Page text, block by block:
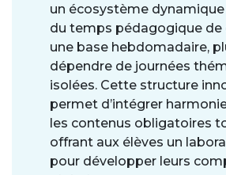
un écosystème
du temps pédagogique de
une base hebdomadaire,
dépendre de journées
isolées. Cette structure
permet d’intégrer
les contenus obligatoires
offrant aux élèves un
pour développer leurs